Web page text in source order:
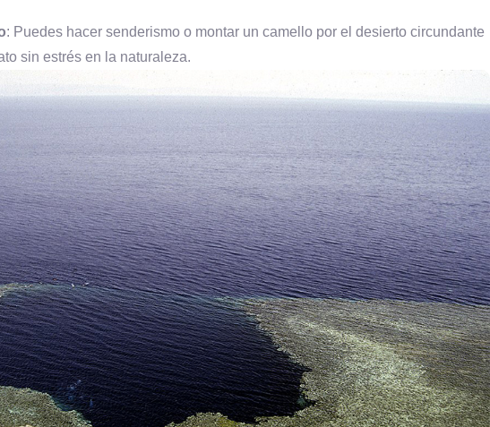
: Puedes hacer senderismo o montar un camello por el desierto circundante
sin estrés en la naturaleza.